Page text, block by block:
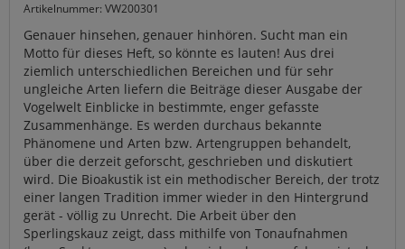
Artikelnummer: VW200301
Genauer hinsehen, genauer hinhören. Sucht man ein
Motto für dieses Heft, so könnte es lauten! Aus drei
ziemlich unterschiedlichen Bereichen und für sehr
ungleiche Arten liefern die Beiträge dieser Ausgabe der
Vogelwelt Einblicke in bestimmte, enger gefasste
Zusammenhänge. Es werden durchaus bekannte
Phänomene und Arten bzw. Artengruppen behandelt,
über die derzeit geforscht, geschrieben und diskutiert
wird. Die Bioakustik ist ein methodischer Bereich, der trotz
einer langen Tradition immer wieder in den Hintergrund
gerät - völlig zu Unrecht. Die Arbeit über den
Sperlingskauz zeigt, dass mithilfe von Tonaufnahmen